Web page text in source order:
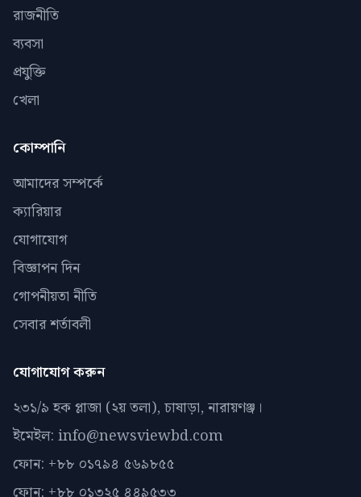
রাজনীতি
ব্যবসা
প্রযুক্তি
খেলা
কোম্পানি
আমাদের সম্পর্কে
ক্যারিয়ার
যোগাযোগ
বিজ্ঞাপন দিন
গোপনীয়তা নীতি
সেবার শর্তাবলী
যোগাযোগ করুন
২৩১/৯ হক প্লাজা (২য় তলা), চাষাড়া, নারায়ণঞ্জ।
ইমেইল: info@newsviewbd.com
ফোন: +৮৮ ০১৭৯৪ ৫৬৯৮৫৫